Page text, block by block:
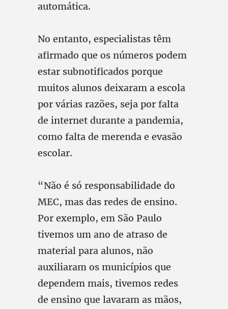
automática.
No entanto, especialistas têm
afirmado que os números podem
estar subnotificados porque
muitos alunos deixaram a escola
por várias razões, seja por falta
de internet durante a pandemia,
como falta de merenda e evasão
escolar.
“Não é só responsabilidade do
MEC, mas das redes de ensino.
Por exemplo, em São Paulo
tivemos um ano de atraso de
material para alunos, não
auxiliaram os municípios que
dependem mais, tivemos redes
de ensino que lavaram as mãos,